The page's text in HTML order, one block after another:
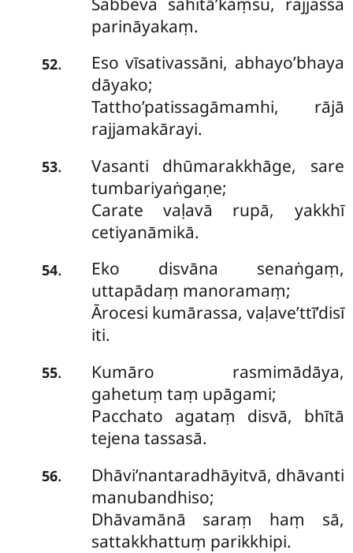
parināyakaṃ.
52.
Eso vīsativassāni, abhayo’bhaya
dāyako;
Tattho’patissagāmamhi, rājā
rajjamakārayi.
53. Vasanti dhūmarakkhāge, sare
tumbariyaṅgaṇe;
Carate vaḷavā rupā, yakkhī
cetiyanāmikā.
54.
Eko disvāna senaṅgaṃ,
uttapādaṃ manoramaṃ;
Ārocesi kumārassa, vaḷave’ttī’disī
iti.
55.
Kumāro rasmimādāya,
gahetuṃ taṃ upāgami;
Pacchato agataṃ disvā, bhītā
tejena tassasā.
56.
Dhāvi’nantaradhāyitvā, dhāvanti
manubandhiso;
Dhāvamānā saraṃ haṃ sā,
sattakkhattuṃ parikkhipi.